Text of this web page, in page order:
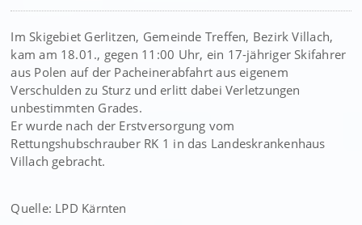
Im Skigebiet Gerlitzen, Gemeinde Treffen, Bezirk Villach,
kam am 18.01., gegen 11:00 Uhr, ein 17-jähriger Skifahrer
aus Polen auf der Pacheinerabfahrt aus eigenem
Verschulden zu Sturz und erlitt dabei Verletzungen
unbestimmten Grades.
Er wurde nach der Erstversorgung vom
Rettungshubschrauber RK 1 in das Landeskrankenhaus
Villach gebracht.
Quelle: LPD Kärnten